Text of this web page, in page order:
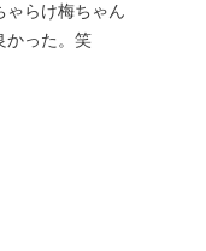
ゃらけ梅ちゃん
かった。笑